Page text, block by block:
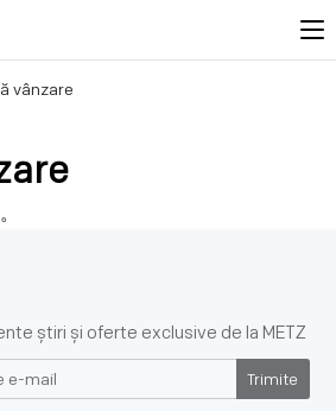
vânzare
știri și oferte exclusive de la METZ
Trimite